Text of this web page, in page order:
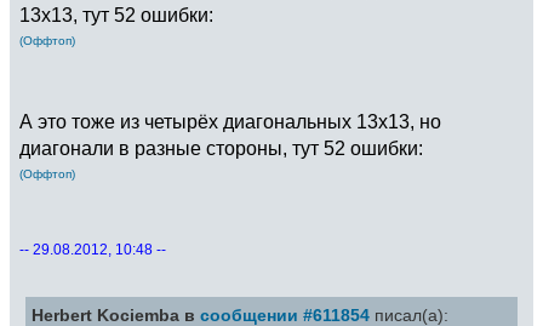
13х13, тут 52 ошибки:
(Оффтоп)
А это тоже из четырёх диагональных 13х13, но
диагонали в разные стороны, тут 52 ошибки:
(Оффтоп)
-- 29.08.2012, 10:48 --
Herbert Kociemba в сообщении #611854 писал(а):